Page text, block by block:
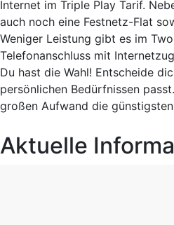
Internet im Triple Play Tarif.
auch noch eine Festnetz-Flat
Weniger Leistung gibt es im
Telefonanschluss mit
Du hast die Wahl! Entscheide
persönlichen Bedürfnissen
großen Aufwand die
Aktuelle